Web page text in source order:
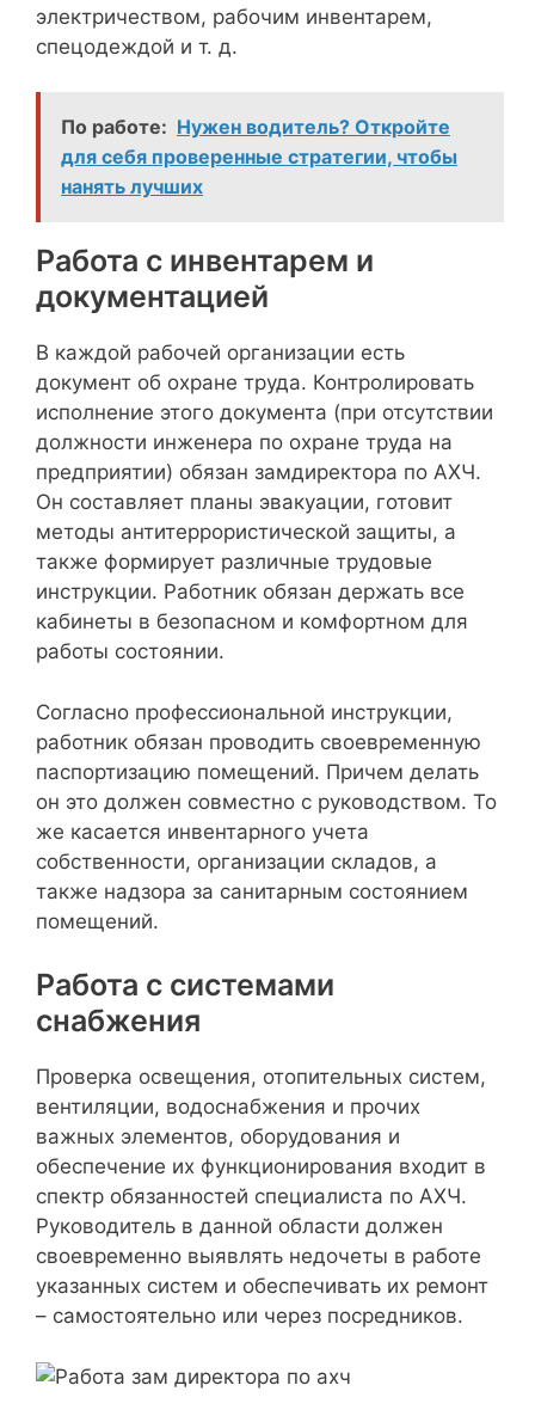
электричеством, рабочим инвентарем,
спецодеждой и т. д.
По работе: Нужен водитель? Откройте
для себя проверенные стратегии, чтобы
нанять лучших
Работа с инвентарем и
документацией
В каждой рабочей организации есть
документ об охране труда. Контролировать
исполнение этого документа (при отсутствии
должности инженера по охране труда на
предприятии) обязан замдиректора по АХЧ.
Он составляет планы эвакуации, готовит
методы антитеррористической защиты, а
также формирует различные трудовые
инструкции. Работник обязан держать все
кабинеты в безопасном и комфортном для
работы состоянии.
Согласно профессиональной инструкции,
работник обязан проводить своевременную
паспортизацию помещений. Причем делать
он это должен совместно с руководством. То
же касается инвентарного учета
собственности, организации складов, а
также надзора за санитарным состоянием
помещений.
Работа с системами
снабжения
Проверка освещения, отопительных систем,
вентиляции, водоснабжения и прочих
важных элементов, оборудования и
обеспечение их функционирования входит в
спектр обязанностей специалиста по АХЧ.
Руководитель в данной области должен
своевременно выявлять недочеты в работе
указанных систем и обеспечивать их ремонт
– самостоятельно или через посредников.